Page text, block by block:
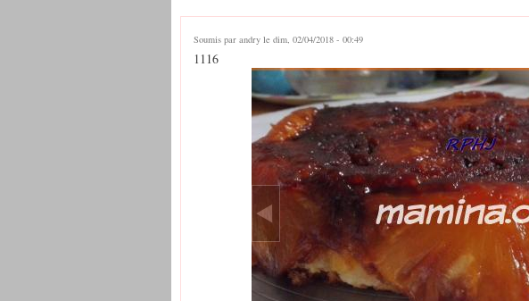
Soumis par andry le dim, 02/04/2018 - 00:49
1116